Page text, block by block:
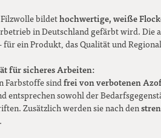
Filzwolle bildethochwertige, weiße
in Deutschland gefärbt wird. Die
für ein Produkt, das Qualität und
für sicheres Arbeiten:
Farbstoffe sindfrei von verbotenen
entsprechen sowohl der
Zusätzlich werden sie nach den